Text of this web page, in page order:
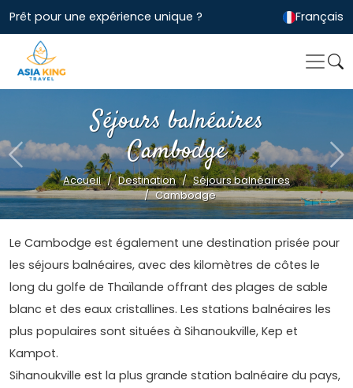
Prêt pour une expérience unique ? Français
Séjours balnéaires
Cambodge
Accueil Destination
Séjours balnéaires
Cambodge
Previous
Le Cambodge est également une destination prisée pour
les séjours balnéaires, avec des kilomètres de côtes le
long du golfe de Thaïlande offrant des plages de sable
blanc et des eaux cristallines. Les stations balnéaires les
plus populaires sont situées à Sihanoukville, Kep et
Kampot.
Sihanoukville est la plus grande station balnéaire du pays,